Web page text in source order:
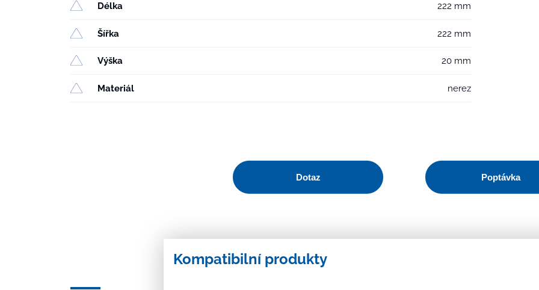
Délka 222 mm
Šířka 222 mm
Výška 20 mm
Materiál nerez
Dotaz Poptávka
Kompatibilní produkty